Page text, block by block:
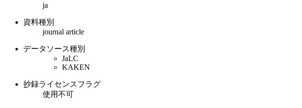
ja
資料種別
journal article
データソース種別
JaLC
KAKEN
抄録ライセンスフラグ
使用不可